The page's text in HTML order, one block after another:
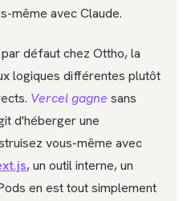
même avec Claude.
défaut chez Ottho, la
logiques différentes plutôt
Vercelgagne sans
d'héberger une
vous-même avec
, un outil interne, un
en est tout simplement